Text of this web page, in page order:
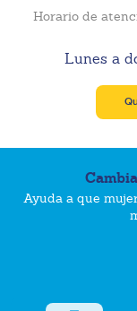
Horario de
Lunes a
Ayuda a que